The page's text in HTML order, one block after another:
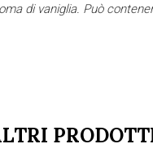
di vaniglia. Può